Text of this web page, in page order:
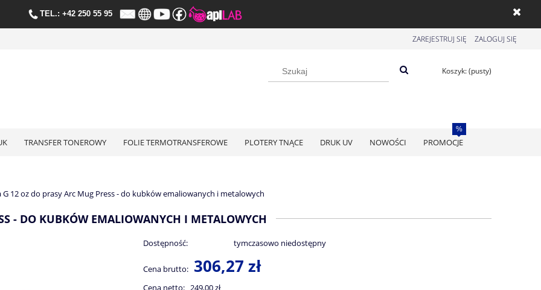
TE L.: +42 250 55 95
ZAREJESTRUJ SIĘ ZALOGUJ SIĘ
Koszyk:(pusty)
TRANSFER TONEROWY FOLIE TERMOTRANSFEROWE PLOTERY TNĄCE DRUK UV NOWOŚCI PROMOCJE
G 12 oz do prasy Arc Mug Press - do kubków emaliowanych i metalowych
- DO KUBKÓW EMALIOWANYCH I METALOWYCH
Dostępność: tymczasowo niedostępny
Cena brutto: 306,27 zł
Cena netto: 249,00 zł